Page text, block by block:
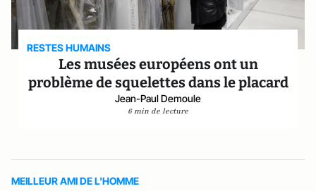
RESTES HUMAINS
Les musées européens ont un
problème de squelettes dans le placard
Jean-Paul Demoule
6 min de lecture
MEILLEUR AMI DE L'HOMME